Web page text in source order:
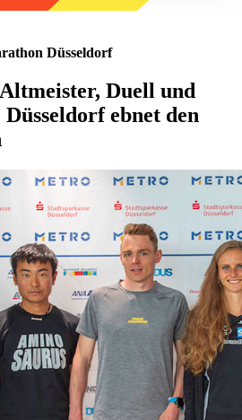
Düsseldorf
Duell und
ebnet den